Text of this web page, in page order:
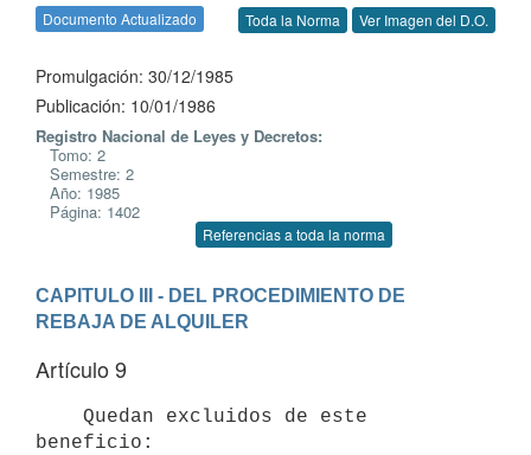
Documento Actualizado Toda la Norma Ver Imagen del D.O.
Promulgación: 30/12/1985
Publicación: 10/01/1986
Registro Nacional de Leyes y Decretos:
Tomo: 2
Semestre: 2
Año: 1985
Página: 1402
Referencias a toda la norma
CAPITULO III - DEL PROCEDIMIENTO DE
REBAJA DE ALQUILER
Artículo 9
beneficio: